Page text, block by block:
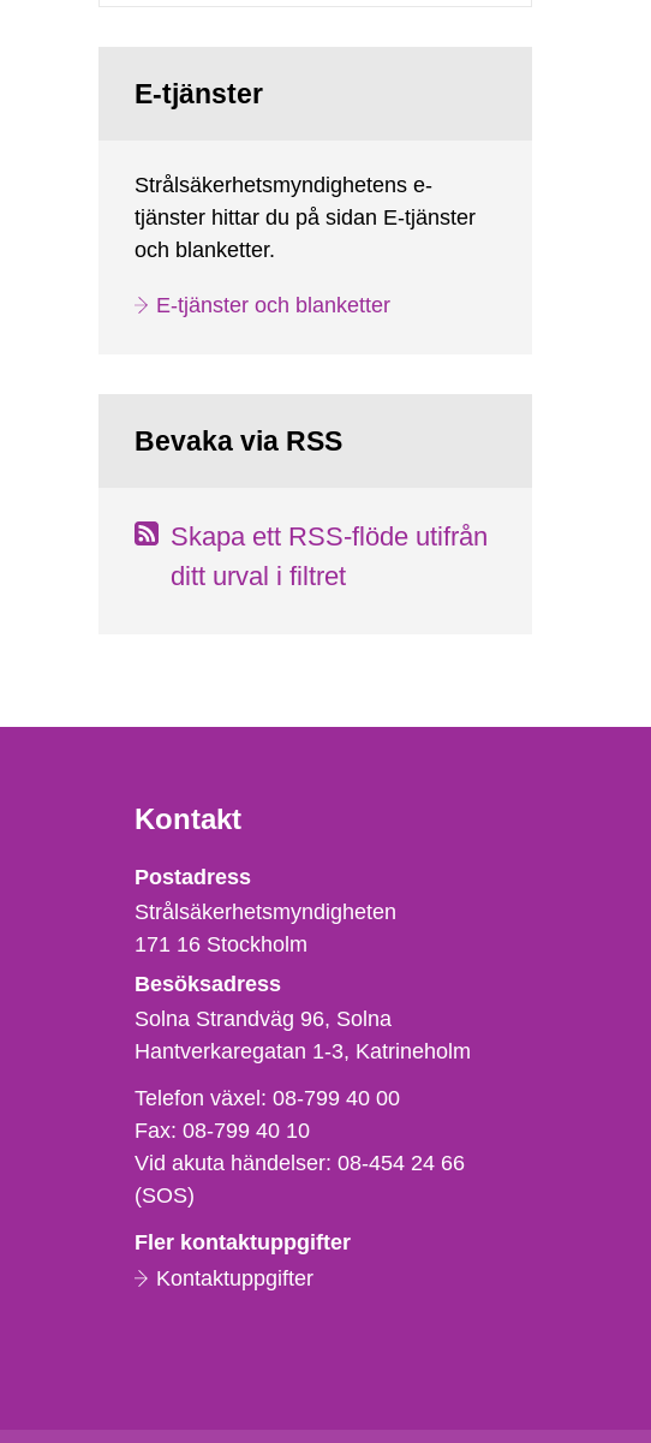
E-tjänster
Strålsäkerhetsmyndighetens e-
tjänster hittar du på sidan E-tjänster
och blanketter.
E-tjänster och blanketter
Bevaka via RSS
Skapa ett RSS-flöde utifrån
ditt urval i filtret
Kontakt
Strålsäkerhetsmyndigheten
Postadress
Strålsäkerhetsmyndigheten
171 16 Stockholm
Besöksadress
Solna Strandväg 96, Solna
Hantverkaregatan 1-3 Katrineholm
Telefon,
fax
och
e-
Telefon växel:08-799 40 00
Fax:08-799 40 10
Vid akuta händelser:08-454 24 66
(SOS)
Fler kontaktuppgifter
Kontaktuppgifter